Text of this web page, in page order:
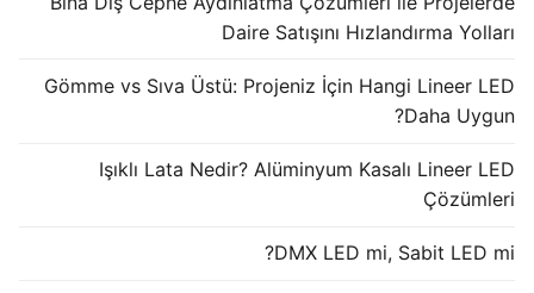
Daire Satışını Hızlandırma Yolları
Gömme vs Sıva Üstü: Projeniz İçin Hangi Lineer LED
Daha Uygun?
Işıklı Lata Nedir? Alüminyum Kasalı Lineer LED
Çözümleri
DMX LED mi, Sabit LED mi?